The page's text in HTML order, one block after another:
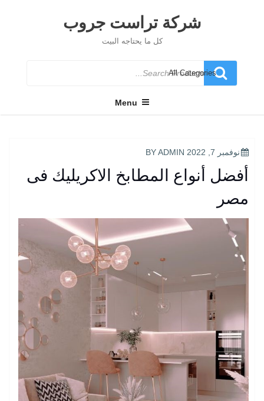
شركة تراست جروب
كل ما يحتاجه البيت
Search
for
Menu
POSTED
نوفمبر 7, 2022 ADMIN
أفضل أنواع المطابخ الاكريليك فى
مصر